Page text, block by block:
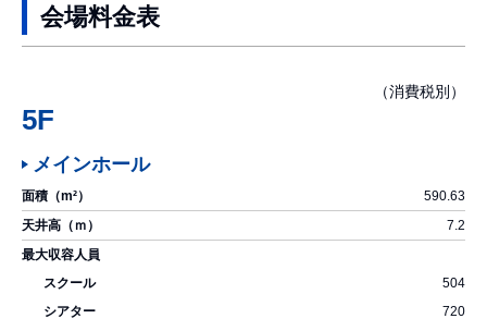
会場料金表
（消費税別）
5F
メインホール
590.63
7.2
504
720